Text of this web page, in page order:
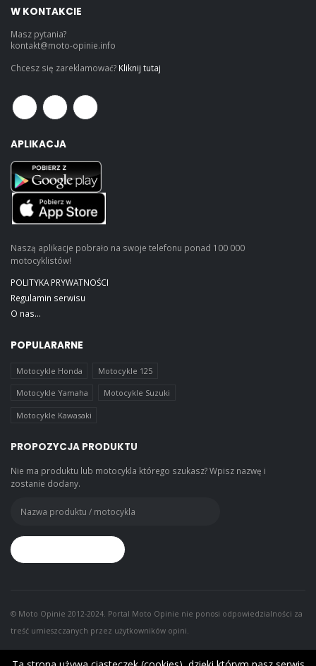
W KONTAKCIE
Masz pytania?
kontakt@moto-opinie.info
Chcesz się zareklamować? Kliknij tutaj
APLIKACJA
Naszą aplikacje pobrało na swoje telefonu ponad 100 000
motocyklistów!
POLITYKA PRYWATNOŚCI
Regulamin serwisu
O nas...
POPULARARNE
Motocykle Honda Motocykle 125
Motocykle Yamaha Motocykle Suzuki
Motocykle Kawasaki
PROPOZYCJA PRODUKTU
Nie ma produktu lub motocykla którego szukasz? Wpisz nazwę i
zostanie dodany.
© Moto Opinie 2012-2024. Portal Moto Opinie nie ponosi odpowiedzialności za
treść umieszczanych przez użytkowników opini.